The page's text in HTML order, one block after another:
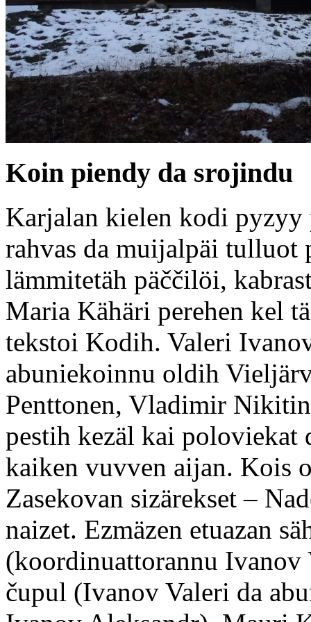
Koin piendy da srojindu
Karjalan kielen kodi
rahvas da muijalpäi tulluot
lämmitetäh päččilöi,
Maria Kähäri perehen kel
tekstoi Kodih. Valeri
abuniekoinnu oldih
Penttonen, Vladimir
pestih kezäl kai poloviekat
kaiken vuvven aijan.
Zasekovan sizärekset –
naizet. Ezmäzen etuazan
(koordinuattorannu Ivanov
čupul (Ivanov Valeri da